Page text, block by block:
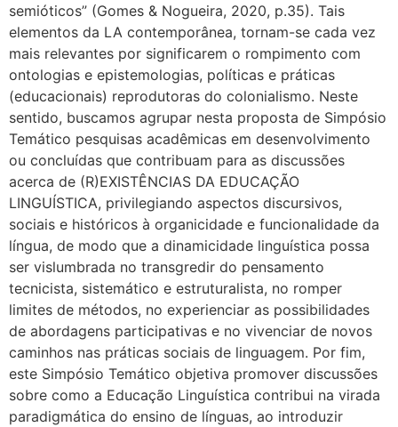
semióticos” (Gomes & Nogueira, 2020, p.35). Tais
elementos da LA contemporânea, tornam-se cada vez
mais relevantes por significarem o rompimento com
ontologias e epistemologias, políticas e práticas
(educacionais) reprodutoras do colonialismo. Neste
sentido, buscamos agrupar nesta proposta de Simpósio
Temático pesquisas acadêmicas em desenvolvimento
ou concluídas que contribuam para as discussões
acerca de (R)EXISTÊNCIAS DA EDUCAÇÃO
LINGUÍSTICA, privilegiando aspectos discursivos,
sociais e históricos à organicidade e funcionalidade da
língua, de modo que a dinamicidade linguística possa
ser vislumbrada no transgredir do pensamento
tecnicista, sistemático e estruturalista, no romper
limites de métodos, no experienciar as possibilidades
de abordagens participativas e no vivenciar de novos
caminhos nas práticas sociais de linguagem. Por fim,
este Simpósio Temático objetiva promover discussões
sobre como a Educação Linguística contribui na virada
paradigmática do ensino de línguas, ao introduzir